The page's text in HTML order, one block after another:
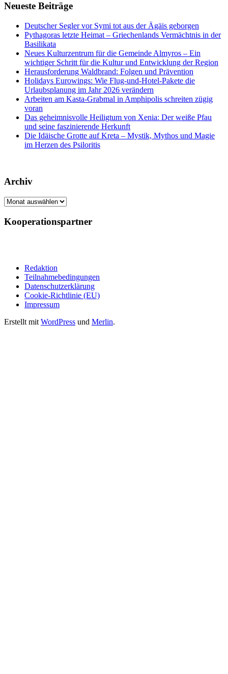
Neueste Beiträge
Deutscher Segler vor Symi tot aus der Ägäis geborgen
Pythagoras letzte Heimat – Griechenlands Vermächtnis in der
Basilikata
Neues Kulturzentrum für die Gemeinde Almyros – Ein
wichtiger Schritt für die Kultur und Entwicklung der Region
Herausforderung Waldbrand: Folgen und Prävention
Holidays Eurowings: Wie Flug-und-Hotel-Pakete die
Urlaubsplanung im Jahr 2026 verändern
Arbeiten am Kasta-Grabmal in Amphipolis schreiten zügig
voran
Das geheimnisvolle Heiligtum von Xenia: Der weiße Pfau
und seine faszinierende Herkunft
Die Idäische Grotte auf Kreta – Mystik, Mythos und Magie
im Herzen des Psiloritis
Archiv
Archiv
Kooperationspartner
Redaktion
Teilnahmebedingungen
Datenschutzerklärung
Cookie-Richtlinie (EU)
Impressum
Erstellt mit WordPress und Merlin.